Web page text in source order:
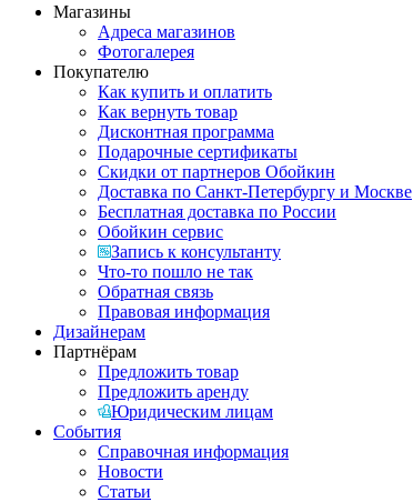
Магазины
Адреса магазинов
Фотогалерея
Покупателю
Как купить и оплатить
Как вернуть товар
Дисконтная программа
Подарочные сертификаты
Скидки от партнеров Обойкин
Доставка по Санкт-Петербургу и Москве
Бесплатная доставка по России
Обойкин сервис
Запись к консультанту
Что-то пошло не так
Обратная связь
Правовая информация
Дизайнерам
Партнёрам
Предложить товар
Предложить аренду
Юридическим лицам
События
Справочная информация
Новости
Статьи